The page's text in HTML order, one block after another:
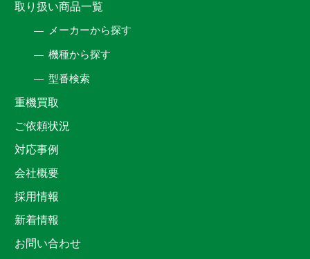
取り扱い商品一覧
メーカーから探す
機種から探す
型番検索
重機買取
ご依頼状況
対応事例
会社概要
採用情報
新着情報
お問い合わせ